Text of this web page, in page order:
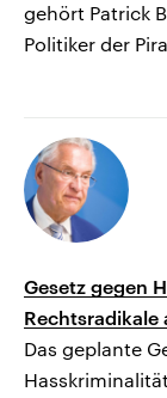
gehört Patrick
Politiker der
Gesetz gegen
Rechtsradikale
Das geplante